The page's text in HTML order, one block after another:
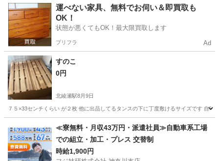
東京 八王子市 インテリア雑貨/小物 現地
運べない家具、無料でお伺い＆即買取も
OK！
状態が悪くてもOK！最大限買取します
プリフラ Ad
すのこ
0円
北綾瀬駅8月9日
７５×33センチくらい が２枚 他に出品してるタンスの下に丁度敷けるサイズです 自宅
北綾瀬駅 その他
≪寮無料・月収43万円・派遣社員≫自動車系工場
での組立・加工・プレス 交替制
時給1,900円